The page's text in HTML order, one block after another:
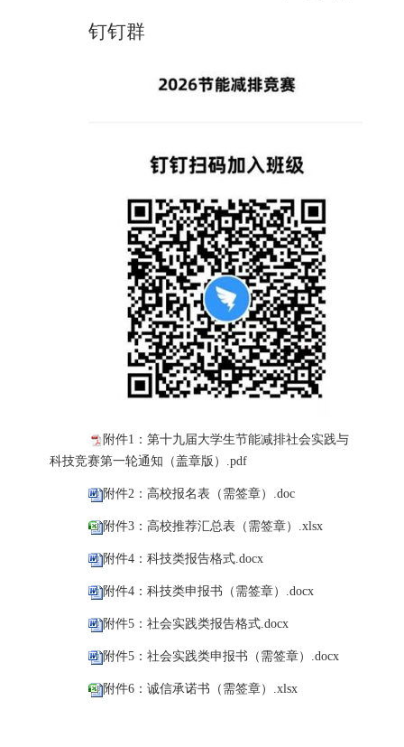
钉钉群
附件1：第十九届大学生节能减排社会实践与
科技竞赛第一轮通知（盖章版）.pdf
附件2：高校报名表（需签章）.doc
附件3：高校推荐汇总表（需签章）.xlsx
附件4：科技类报告格式.docx
附件4：科技类申报书（需签章）.docx
附件5：社会实践类报告格式.docx
附件5：社会实践类申报书（需签章）.docx
附件6：诚信承诺书（需签章）.xlsx